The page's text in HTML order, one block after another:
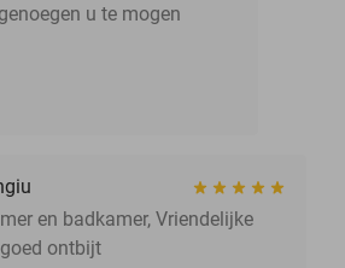
u te mogen
en badkamer, Vriendelijke
ontbijt